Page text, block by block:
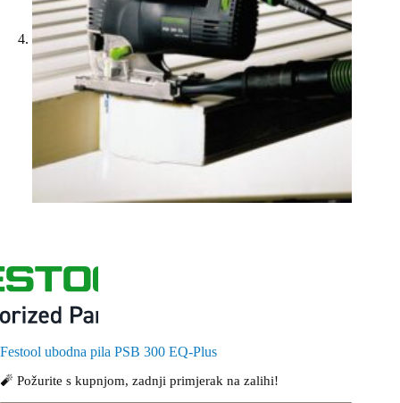
Festool ubodna pila PSB 300 EQ-Plus
🧨 Požurite s kupnjom, zadnji primjerak na zalihi!